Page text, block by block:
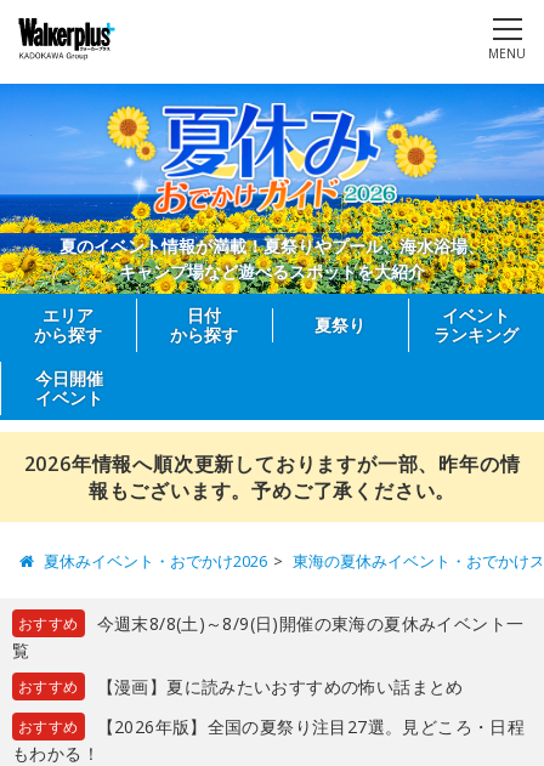
MENU
夏のイベント情報が満載！夏祭りやプール、海水浴場、
キャンプ場など遊べるスポットを大紹介
エリア
から探す
日付
から探す
夏祭り
イベント
ランキング
今日開催
イベント
2026年情報へ順次更新しておりますが一部、昨年の情
報もございます。予めご了承ください。
夏休みイベント・おでかけ2026 東海の夏休みイベント・おでかけ
おすすめ
今週末8/8(土)～8/9(日)開催の東海の夏休みイベント一
覧
おすすめ 【漫画】夏に読みたいおすすめの怖い話まとめ
おすすめ
【2026年版】全国の夏祭り注目27選。見どころ・日程
もわかる！